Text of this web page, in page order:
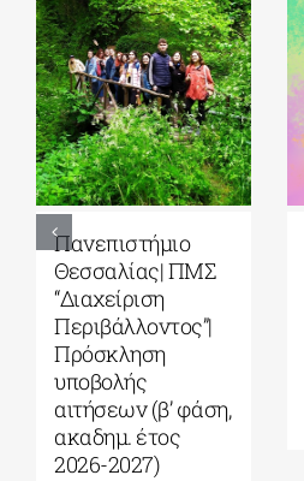
Πανεπιστήμιο
Θεσσαλίας| ΠΜΣ
“Διαχείριση
Περιβάλλοντος”|
Πρόσκληση
υποβολής
αιτήσεων (β’ φάση,
ακαδημ. έτος
2026-2027)